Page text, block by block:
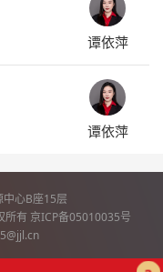
谭依萍
谭依萍
心B座15层
有 京ICP备05010035号